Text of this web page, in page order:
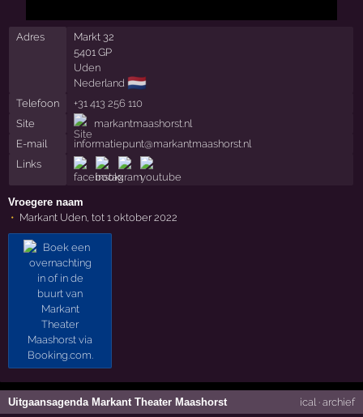
Adres
Markt 32
5401 GP
Uden
Nederland 🇳🇱
Telefoon
+31 413 256 110
Site
markantmaashorst.nl
E-mail
informatiepunt@markantmaashorst.nl
Links
Vroegere naam
Markant Uden, tot 1 oktober 2022
Uitgaansagenda Markant Theater Maashorst ical· archief